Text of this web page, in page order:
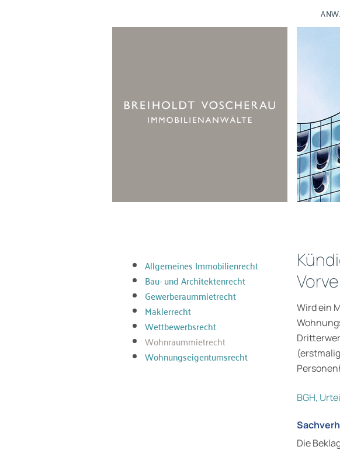
Allgemeines Immobilienrecht
Bau- und Architektenrecht
Gewerberaummietrecht
Maklerrecht
Wettbewerbsrecht
Wohnraummietrecht
Wohnungseigentumsrecht
Wird ein
BGH,
Die